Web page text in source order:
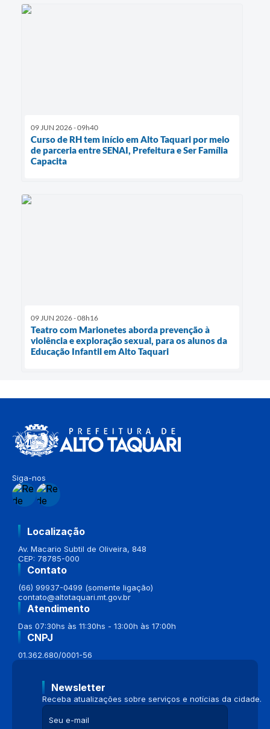
09 JUN 2026 - 09h40
Curso de RH tem início em Alto Taquari por meio
de parceria entre SENAI, Prefeitura e Ser Família
Capacita
09 JUN 2026 - 08h16
Teatro com Marionetes aborda prevenção à
violência e exploração sexual, para os alunos da
Educação Infantil em Alto Taquari
Siga-nos
Localização
Av. Macario Subtil de Oliveira, 848
CEP: 78785-000
Contato
(66) 99937-0499 (somente ligação)
contato@altotaquari.mt.gov.br
Atendimento
Das 07:30hs às 11:30hs - 13:00h às 17:00h
CNPJ
01.362.680/0001-56
Newsletter
Receba atualizações sobre serviços e notícias da cidade.